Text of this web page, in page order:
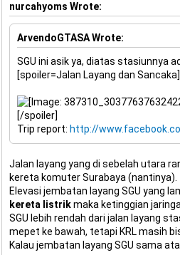
nurcahyoms Wrote:
ArvendoGTASA Wrote:
SGU ini asik ya, diatas stasiunnya
[spoiler=Jalan Layang dan Sancaka]
[/spoiler]
Trip report: http://
Jalan layang yang di sebelah utara
kereta komuter Surabaya (nantinya).
Elevasi jembatan layang SGU yang
kereta listrikmaka ketinggian
SGU lebih rendah dari jalan layang
mepet ke bawah, tetapi KRL masih
Kalau jembatan layang SGU sama